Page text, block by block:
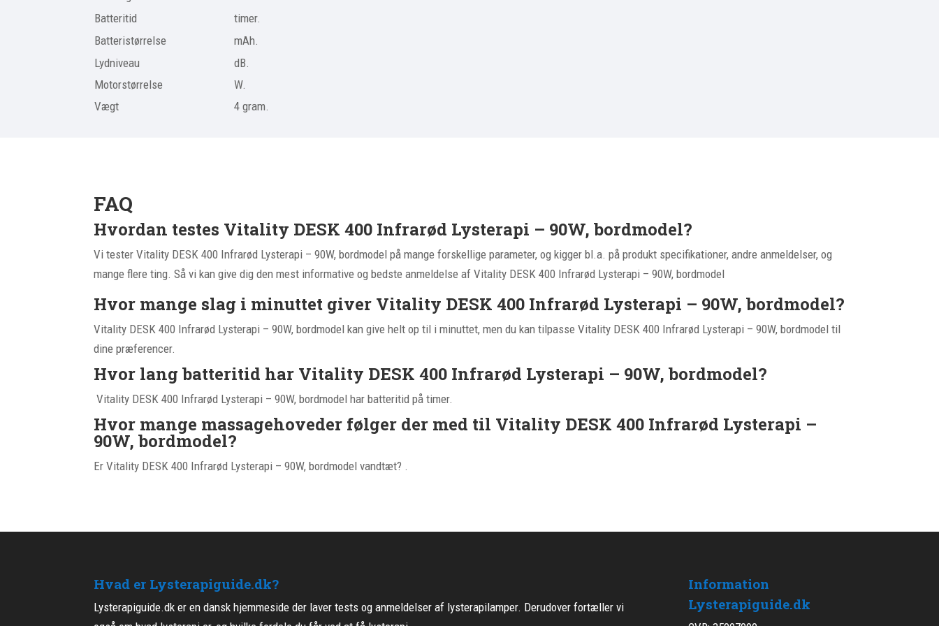
Batteritid
timer.
Batteristørrelse
mAh.
Lydniveau
dB.
Motorstørrelse
W.
Vægt
4 gram.
FAQ
Hvordan testes Vitality DESK 400 Infrarød Lysterapi – 90W, bordmodel?
Vi tester Vitality DESK 400 Infrarød Lysterapi – 90W, bordmodel på mange forskellige parameter, og kigger bl.a. på produkt specifikationer, andre anmeldelser, og
mange flere ting. Så vi kan give dig den mest informative og bedste anmeldelse af Vitality DESK 400 Infrarød Lysterapi – 90W, bordmodel
Hvor mange slag i minuttet giver Vitality DESK 400 Infrarød Lysterapi – 90W, bordmodel?
Vitality DESK 400 Infrarød Lysterapi – 90W, bordmodel kan give helt op til i minuttet, men du kan tilpasse Vitality DESK 400 Infrarød Lysterapi – 90W, bordmodel til
dine præferencer.
Hvor lang batteritid har Vitality DESK 400 Infrarød Lysterapi – 90W, bordmodel?
Vitality DESK 400 Infrarød Lysterapi – 90W, bordmodel har batteritid på timer.
Hvor mange massagehoveder følger der med til Vitality DESK 400 Infrarød Lysterapi –
90W, bordmodel?
Er Vitality DESK 400 Infrarød Lysterapi – 90W, bordmodel vandtæt? .
Hvad er Lysterapiguide.dk?
Lysterapiguide.dk er en dansk hjemmeside der laver tests og anmeldelser af lysterapilamper. Derudover fortæller vi
Information
Lysterapiguide.dk